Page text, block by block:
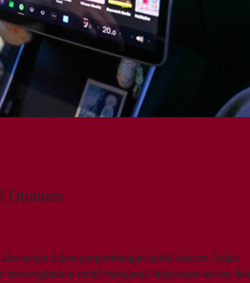
Otonom
dalam pengembangan mobil otonom. Salah
memungkinkan mobil mengenali lingkungan sekitar dan